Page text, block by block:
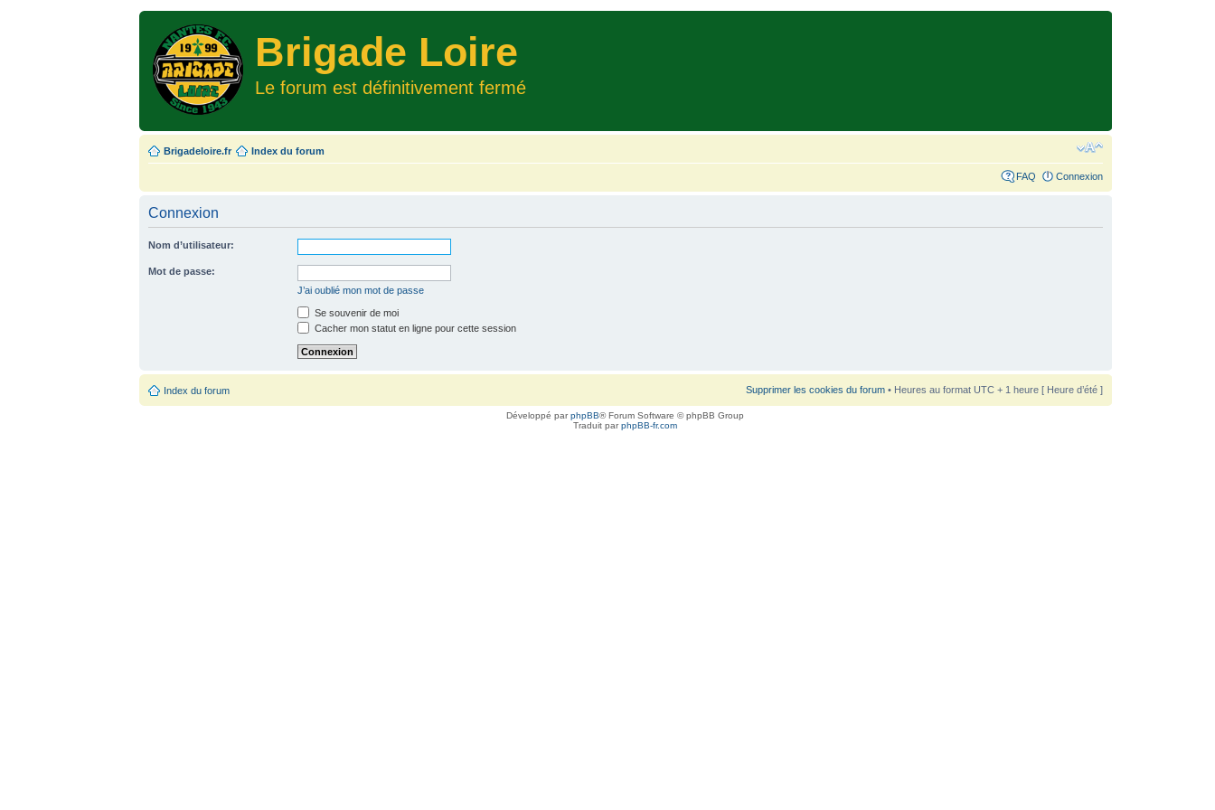
Brigade Loire
Le forum est définitivement fermé
Brigadeloire.fr Index du forum
FAQ Connexion
Connexion
Nom d’utilisateur:
Mot de passe:
J’ai oublié mon mot de passe
Se souvenir de moi
Cacher mon statut en ligne pour cette session
Index du forum Supprimer les cookies du forum• Heures au format UTC + 1 heure [ Heure d’été ]
Développé parphpBB® Forum Software © phpBB Group
Traduit parphpBB-fr.com